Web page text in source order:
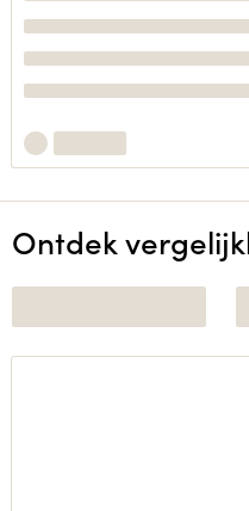
Ontdek